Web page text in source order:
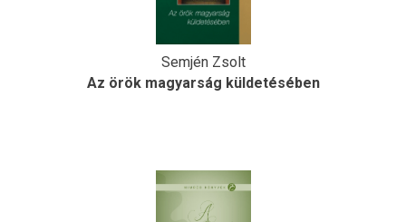
Semjén Zsolt
Az örök magyarság küldetésében